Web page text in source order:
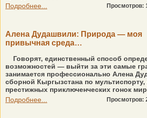
Подробнее...
Просмотров:
Алена Дудашвили: Природа — моя
привычная среда…
Говорят, единственный способ
возможностей — выйти за эти самые
занимается профессионально Алена
сборной Кыргызстана по мультиспорту,
престижных приключенческих гонок
Подробнее...
Просмотров: